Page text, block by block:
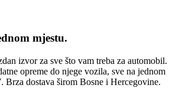
mjestu.
izvor za sve što vam treba za automobil.
opreme do njege vozila, sve na jednom
Brza dostava širom Bosne i Hercegovine.